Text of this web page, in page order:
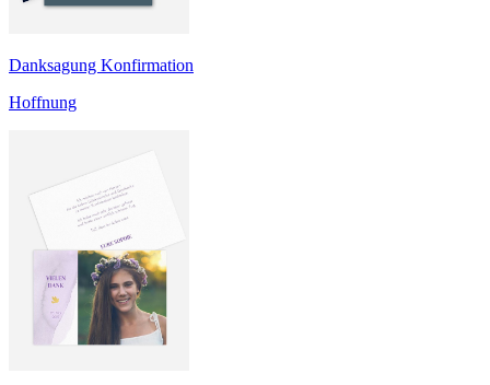
Danksagung Konfirmation
Hoffnung